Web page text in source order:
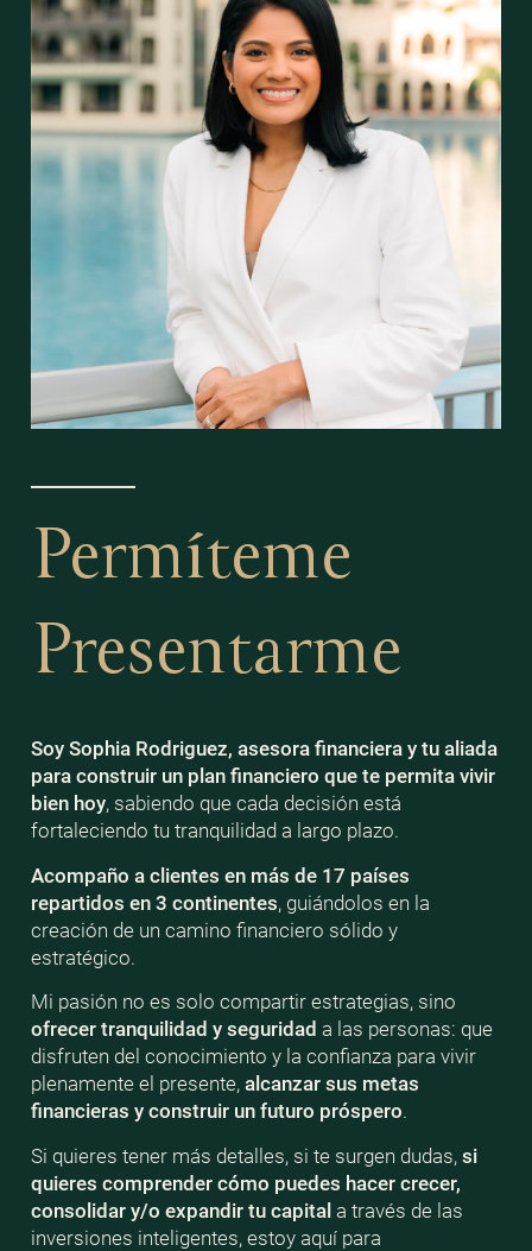
Permíteme
Presentarme
Soy Sophia Rodriguez, asesora financiera y tu aliada
para construir un plan financiero que te permita vivir
bien hoy, sabiendo que cada decisión está
fortaleciendo tu tranquilidad a largo plazo.
Acompaño a clientes en más de 17 países
repartidos en 3 continentes, guiándolos en la
creación de un camino financiero sólido y
estratégico.
Mi pasión no es solo compartir estrategias, sino
ofrecer tranquilidad y seguridad a las personas: que
disfruten del conocimiento y la confianza para vivir
plenamente el presente, alcanzar sus metas
financieras y construir un futuro próspero.
Si quieres tener más detalles, si te surgen dudas, si
quieres comprender cómo puedes hacer crecer,
consolidar y/o expandir tu capitala través de las
inversiones inteligentes, estoy aquí para